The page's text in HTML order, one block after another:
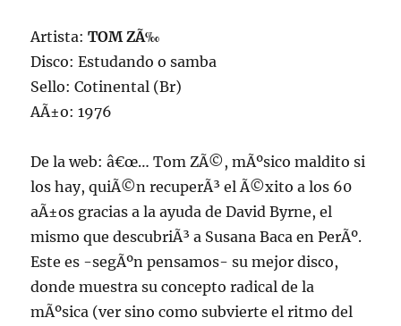
Artista:TOM ZÃ‰
Disco: Estudando o samba
Sello: Cotinental (Br)
AÃ±o: 1976
De la web: â€œ… Tom ZÃ©, mÃºsico maldito si
los hay, quiÃ©n recuperÃ³ el Ã©xito a los 60
aÃ±os gracias a la ayuda de David Byrne, el
mismo que descubriÃ³ a Susana Baca en PerÃº.
Este es -segÃºn pensamos- su mejor disco,
donde muestra su concepto radical de la
mÃºsica (ver sino como subvierte el ritmo del